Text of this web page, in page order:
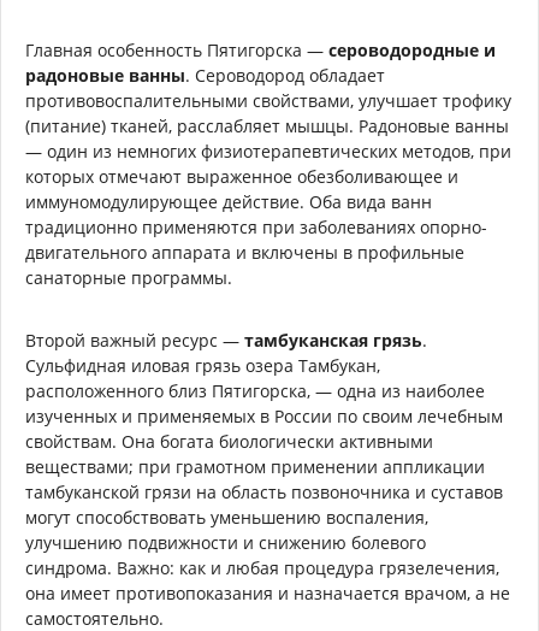
Главная особенность Пятигорска — сероводородные и
радоновые ванны. Сероводород обладает
противовоспалительными свойствами, улучшает трофику
(питание) тканей, расслабляет мышцы. Радоновые ванны
— один из немногих физиотерапевтических методов, при
которых отмечают выраженное обезболивающее и
иммуномодулирующее действие. Оба вида ванн
традиционно применяются при заболеваниях опорно-
двигательного аппарата и включены в профильные
санаторные программы.
Второй важный ресурс — тамбуканская грязь.
Сульфидная иловая грязь озера Тамбукан,
расположенного близ Пятигорска, — одна из наиболее
изученных и применяемых в России по своим лечебным
свойствам. Она богата биологически активными
веществами; при грамотном применении аппликации
тамбуканской грязи на область позвоночника и суставов
могут способствовать уменьшению воспаления,
улучшению подвижности и снижению болевого
синдрома. Важно: как и любая процедура грязелечения,
она имеет противопоказания и назначается врачом, а не
самостоятельно.